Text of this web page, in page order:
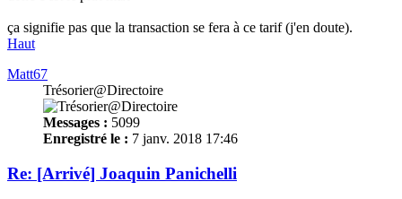
ça signifie pas que la transaction se fera à ce tarif (j'en doute).
Haut
Matt67
Trésorier@Directoire
Messages : 5099
Enregistré le : 7 janv. 2018 17:46
Re: [Arrivé] Joaquin Panichelli